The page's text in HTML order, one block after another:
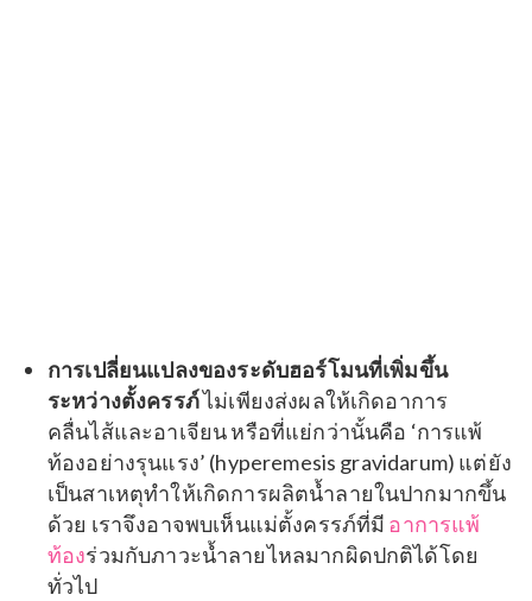
การเปลี่ยนแปลงของระดับฮอร์โมนที่เพิ่มขึ้น
ระหว่างตั้งครรภ์ไม่เพียงส่งผลให้เกิดอาการ
คลื่นไส้และอาเจียนหรือที่แย่กว่านั้นคือ ‘การแพ้
ท้องอย่างรุนแรง’ (hyperemesis gravidarum) แต่ยัง
เป็นสาเหตุทำให้เกิดการผลิตน้ำลายในปากมากขึ้น
ด้วย เราจึงอาจพบเห็นแม่ตั้งครรภ์ที่มี อาการแพ้
ท้องร่วมกับภาวะน้ำลายไหลมากผิดปกติได้โดย
ทั่วไป